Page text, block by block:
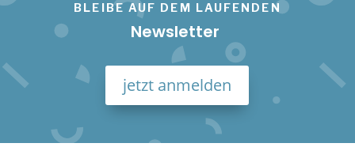
BLEIBE AUF DEM LAUFENDEN
Newsletter
jetzt anmelden